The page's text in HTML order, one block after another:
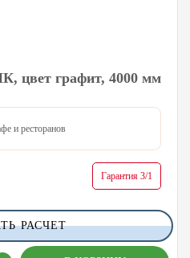
цвет графит, 4000 мм
и ресторанов
Гарантия 3/1
РАСЧЕТ